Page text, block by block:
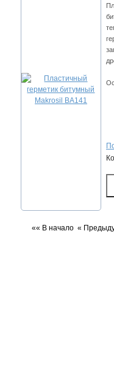
«« В начало «